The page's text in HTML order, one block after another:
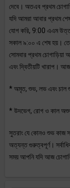
দেবে। অতএব প্রথম
যদি আমরা আবার প্রথম
যোগ করি, 9:00 এএম
সকাল ৯:০০ এ শেষ হয়।
সোমবার প্রথম চোগাড়িয়া
এবং দ্বিতীয়টি খারাপ।
* অমৃত, শুভ, লভ এবং চাল
* উদভেগ, রোগ ও কাল
সুতরাং যে কোনও শুভ কাজ
অত্যন্ত গুরুত্বপূর্ণ।
সময় আপনি যদি আজ